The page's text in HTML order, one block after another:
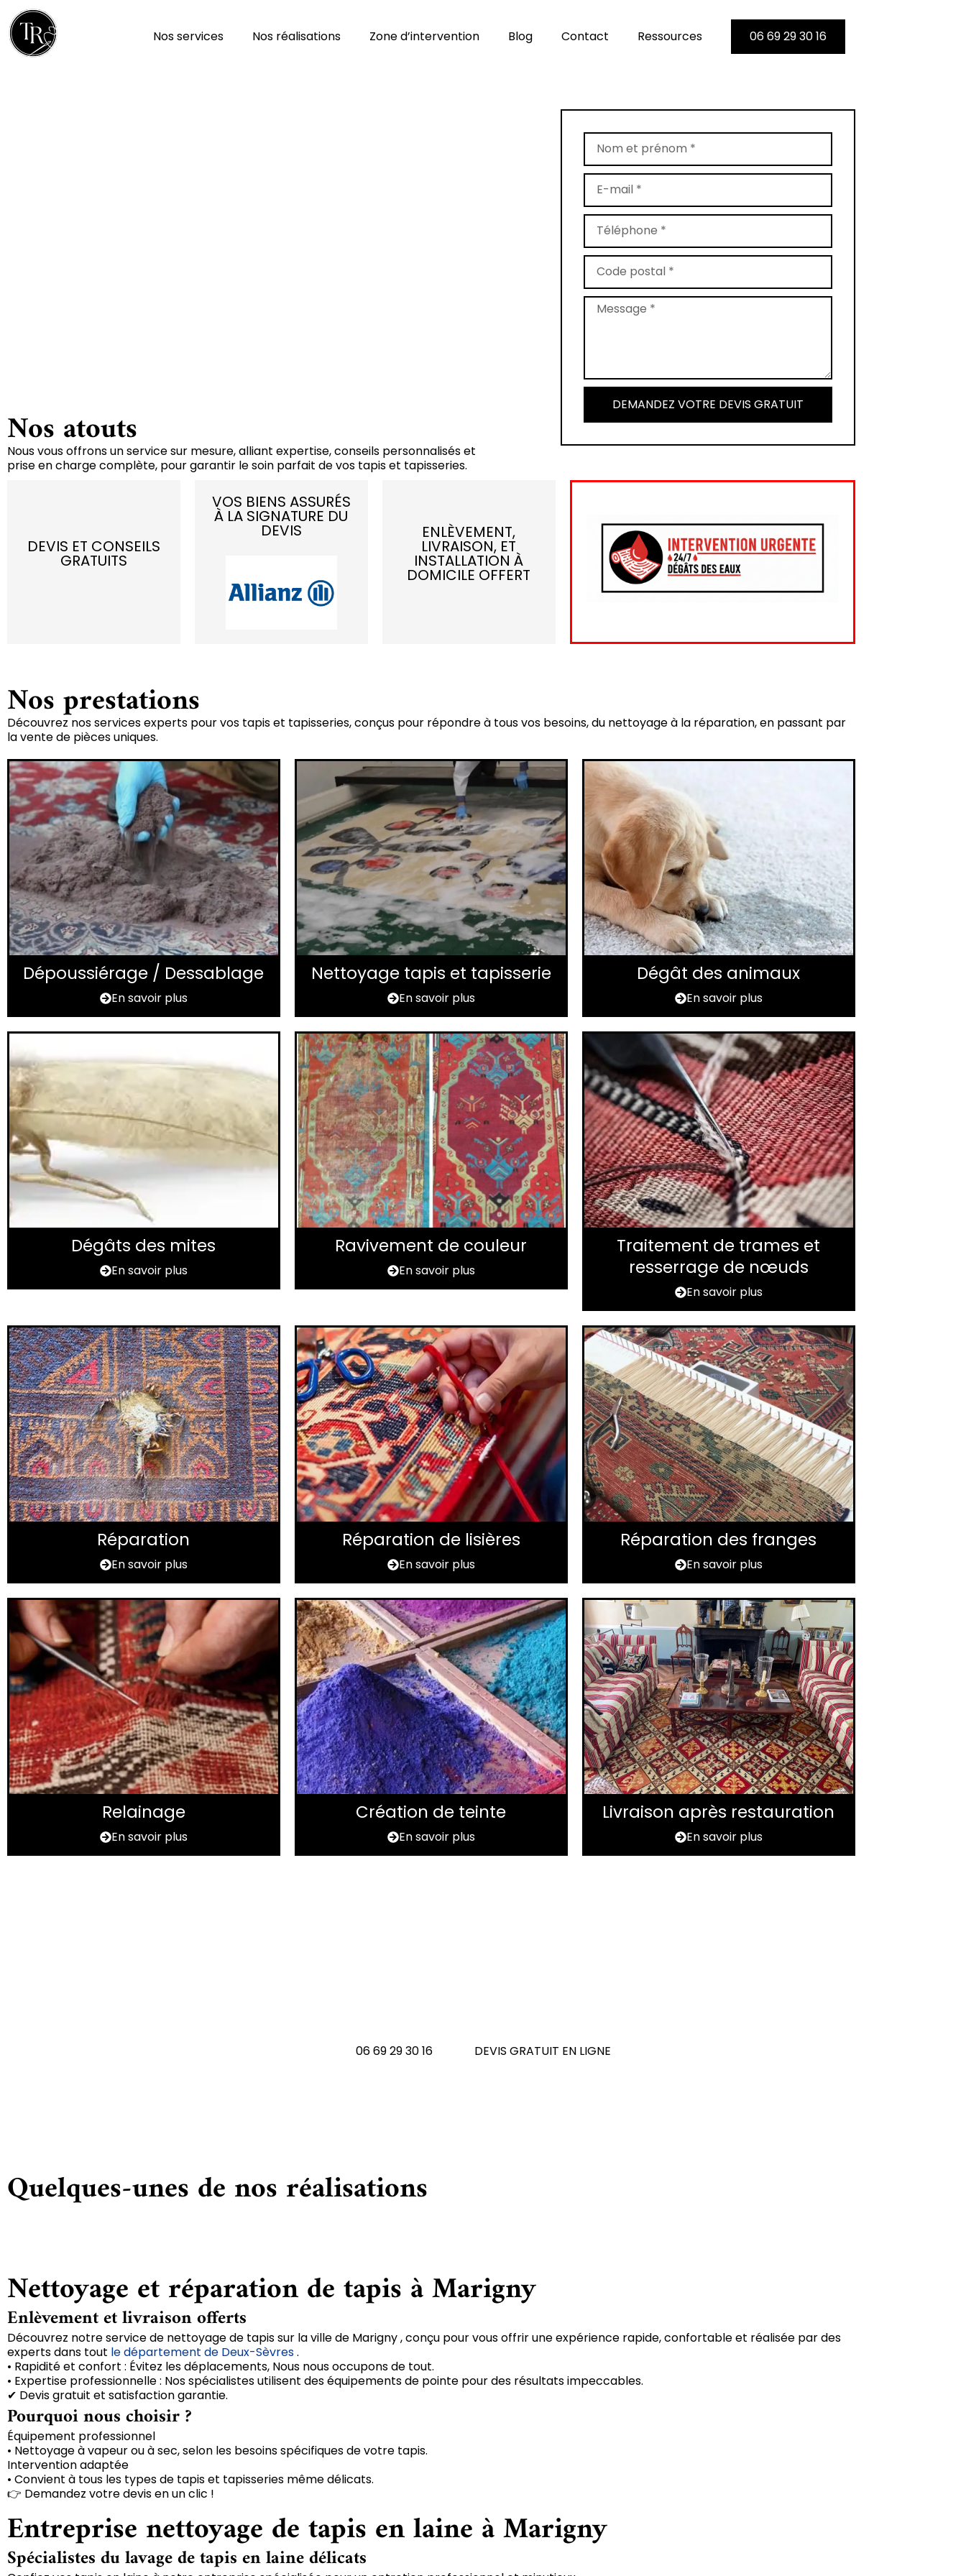
Nos services Nos réalisations Zone d’intervention Blog Contact Ressources 06 69 29 30 16
DEMANDEZ VOTRE DEVIS GRATUIT
Nos atouts
Nous vous offrons un service sur mesure, alliant expertise, conseils personnalisés et
prise en charge complète, pour garantir le soin parfait de vos tapis et tapisseries.
DEVIS ET CONSEILS
GRATUITS
VOS BIENS ASSURÉS
À LA SIGNATURE DU
DEVIS ENLÈVEMENT,
LIVRAISON, ET
INSTALLATION À
DOMICILE OFFERT
Nos prestations
Découvrez nos services experts pour vos tapis et tapisseries, conçus pour répondre à tous vos besoins, du nettoyage à la réparation, en passant par
la vente de pièces uniques.
Dépoussiérage / Dessablage
En savoir plus
Nettoyage tapis et tapisserie
En savoir plus
Dégât des animaux
En savoir plus
Dégâts des mites
En savoir plus
Ravivement de couleur
En savoir plus
Traitement de trames et
resserrage de nœuds
En savoir plus
Réparation
En savoir plus
Réparation de lisières
En savoir plus
Réparation des franges
En savoir plus
Relainage
En savoir plus
Création de teinte
En savoir plus
Livraison après restauration
En savoir plus
06 69 29 30 16 DEVIS GRATUIT EN LIGNE
Quelques-unes de nos réalisations
Nettoyage et réparation de tapis à Marigny
Enlèvement et livraison offerts
Découvrez notre service de nettoyage de tapis sur la ville de Marigny , conçu pour vous offrir une expérience rapide, confortable et réalisée par des
experts dans tout le département de Deux-Sèvres.
• Rapidité et confort : Évitez les déplacements, Nous nous occupons de tout.
• Expertise professionnelle : Nos spécialistes utilisent des équipements de pointe pour des résultats impeccables.
✔ Devis gratuit et satisfaction garantie.
Pourquoi nous choisir ?
Équipement professionnel
• Nettoyage à vapeur ou à sec, selon les besoins spécifiques de votre tapis.
Intervention adaptée
• Convient à tous les types de tapis et tapisseries même délicats.
👉 Demandez votre devis en un clic !
Entreprise nettoyage de tapis en laine à Marigny
Spécialistes du lavage de tapis en laine délicats